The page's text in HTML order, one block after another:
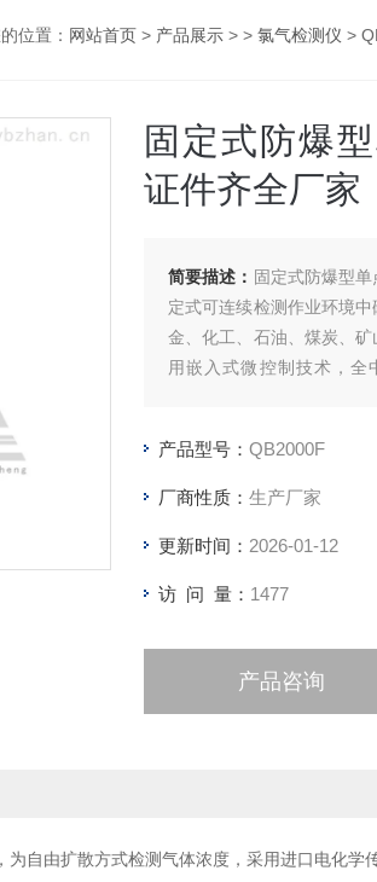
位置： 网站首页 > 产品展示 > > 氯气检测仪 >
固定式防爆
证件齐全厂家
简要描述： 固定式防爆型
定式可连续检测作业环境
金、化工、石油、煤炭、
用嵌入式微控制技术，全
产品型号： QB2000F
厂商性质： 生产厂家
更新时间： 2026-01-12
访 问 量： 1477
产品咨询
为自由扩散方式检测气体浓度，采用进口电化学